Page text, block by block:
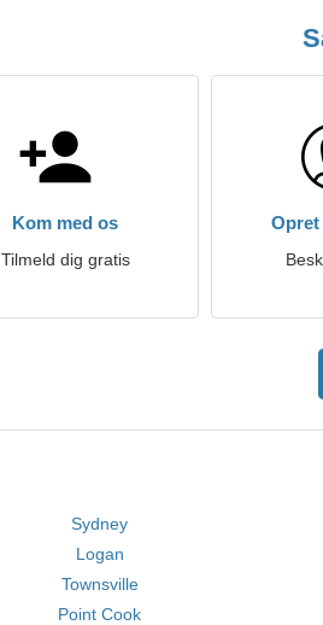
Kom med os
Tilmeld dig gratis
Sydney
Logan
Townsville
Point Cook